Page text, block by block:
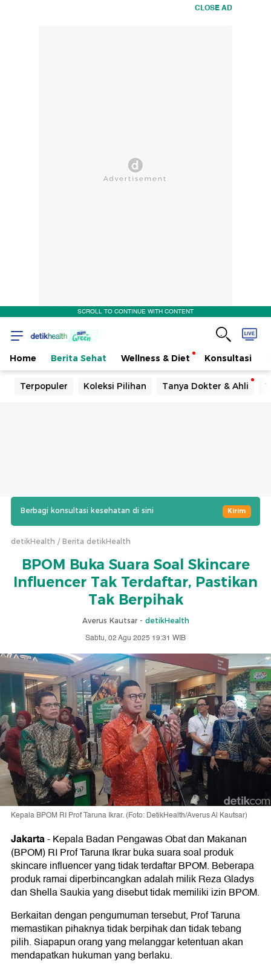
CLOSE AD
SCROLL TO CONTINUE WITH CONTENT
Home Berita Sehat Wellness & Diet Konsultasi
Terpopuler Koleksi Pilihan Tanya Dokter & Ahli
Berbagi konsultasi kesehatan di sini Kirim
detikHealth Berita detikHealth
BPOM Buka Suara Soal Skincare
Influencer Tak Terdaftar, Pastikan
Tak Berpihak
Averus Kautsar - detikHealth
Sabtu, 02 Agu 2025 19:31 WIB
Kepala BPOM RI Prof Taruna Ikrar. (Foto: DetikHealth/Averus Al Kautsar)
Jakarta-Kepala Badan Pengawas Obat dan Makanan
(BPOM) RI Prof Taruna Ikrar buka suara soal produk
skincare influencer yang tidak terdaftar BPOM. Beberapa
produk ramai diperbincangkan adalah milik Reza Gladys
dan Shella Saukia yang disebut tidak memiliki izin BPOM.
Berkaitan dengan pengumuman tersebut, Prof Taruna
memastikan pihaknya tidak berpihak dan tidak tebang
pilih. Siapapun orang yang melanggar ketentuan akan
mendapatkan hukuman yang berlaku.